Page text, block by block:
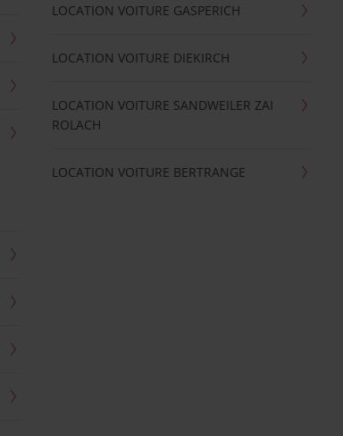
LOCATION VOITURE GASPERICH
LOCATION VOITURE DIEKIRCH
LOCATION VOITURE SANDWEILER ZAI
ROLACH
LOCATION VOITURE BERTRANGE